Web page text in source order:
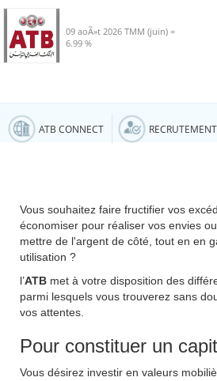
09 aoÃ»t 2026 TMM (juin) =
6.99 %
ATB CONNECT RECRUTEMENT
Vous souhaitez faire fructifier vos
économiser pour réaliser vos envies
mettre de l'argent de côté, tout en en
utilisation ?
l’ATB met à votre disposition des
parmi lesquels vous trouverez sans
vos attentes.
Pour constituer un
Vous désirez investir en valeurs